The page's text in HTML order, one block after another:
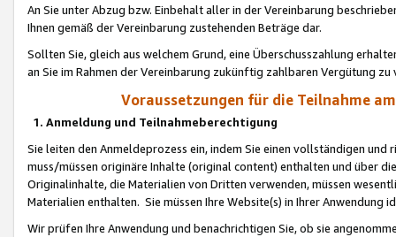
An Sie unter Abzug bzw. Einbehalt aller in der Vereinbarung
Ihnen gemäß der Vereinbarung zustehenden Beträge dar.
Sollten Sie, gleich aus welchem Grund, eine Überschusszahlung
an Sie im Rahmen der Vereinbarung zukünftig zahlbaren Vergütung zu
Voraussetzungen für die Teilnahme
1. Anmeldung und Teilnahmeberechtigung
Sie leiten den Anmeldeprozess ein, indem Sie einen vollständigen
muss/müssen originäre Inhalte (original content) enthalten und über
Originalinhalte, die Materialien von Dritten verwenden, müssen
Materialien enthalten. Sie müssen Ihre Website(s) in Ihrer Anwendung
Wir prüfen Ihre Anwendung und benachrichtigen Sie, ob sie